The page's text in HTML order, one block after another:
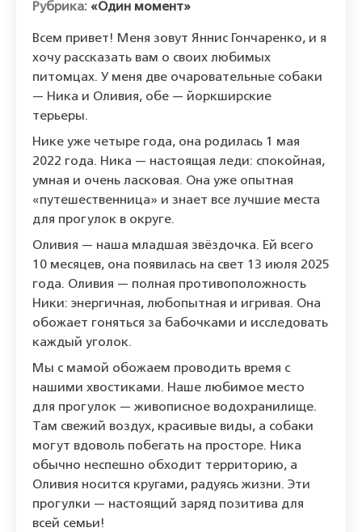
«Один момент»
Всем привет! Меня зовут Яннис Гончаренко, и я
хочу рассказать вам о своих любимых
питомцах. У меня две очаровательные собаки
— Ника и Оливия, обе — йоркширские
терьеры.
Нике уже четыре года, она родилась 1 мая
2022 года. Ника — настоящая леди: спокойная,
умная и очень ласковая. Она уже опытная
«путешественница» и знает все лучшие места
для прогулок в округе.
Оливия — наша младшая звёздочка. Ей всего
10 месяцев, она появилась на свет 13 июля 2025
года. Оливия — полная противоположность
Ники: энергичная, любопытная и игривая. Она
обожает гоняться за бабочками и исследовать
каждый уголок.
Мы с мамой обожаем проводить время с
нашими хвостиками. Наше любимое место
для прогулок — живописное водохранилище.
Там свежий воздух, красивые виды, а собаки
могут вдоволь побегать на просторе. Ника
обычно неспешно обходит территорию, а
Оливия носится кругами, радуясь жизни. Эти
прогулки — настоящий заряд позитива для
всей семьи!